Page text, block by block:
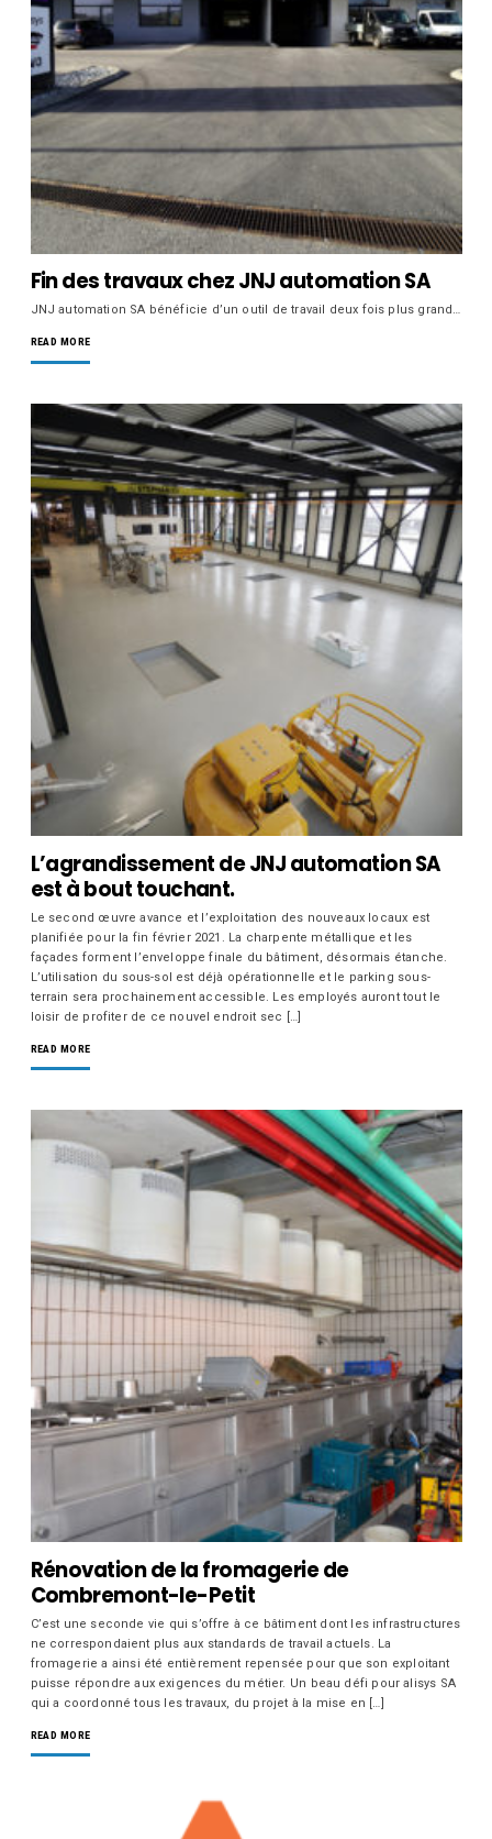
Fin des travaux chez JNJ automation SA
JNJ automation SA bénéficie d’un outil de travail deux fois plus grand…
READ MORE
L’agrandissement de JNJ automation SA
est à bout touchant.
Le second œuvre avance et l’exploitation des nouveaux locaux est
planifiée pour la fin février 2021. La charpente métallique et les
façades forment l’enveloppe finale du bâtiment, désormais étanche.
L’utilisation du sous-sol est déjà opérationnelle et le parking sous-
terrain sera prochainement accessible. Les employés auront tout le
loisir de profiter de ce nouvel endroit sec […]
READ MORE
Rénovation de la fromagerie de
Combremont-le-Petit
C’est une seconde vie qui s’offre à ce bâtiment dont les infrastructures
ne correspondaient plus aux standards de travail actuels. La
fromagerie a ainsi été entièrement repensée pour que son exploitant
puisse répondre aux exigences du métier. Un beau défi pour alisys SA
qui a coordonné tous les travaux, du projet à la mise en […]
READ MORE